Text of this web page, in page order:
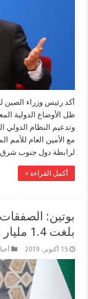
أكد رئيس وزراء الصين
ظل الأوضاع الدولية
وتدعيم النظام الدولي
لرابطة دول جنوب
أكمل القراءة »
بوتين:
بلغت 1.4 مليار دولار
15 أكتوبر، 2019